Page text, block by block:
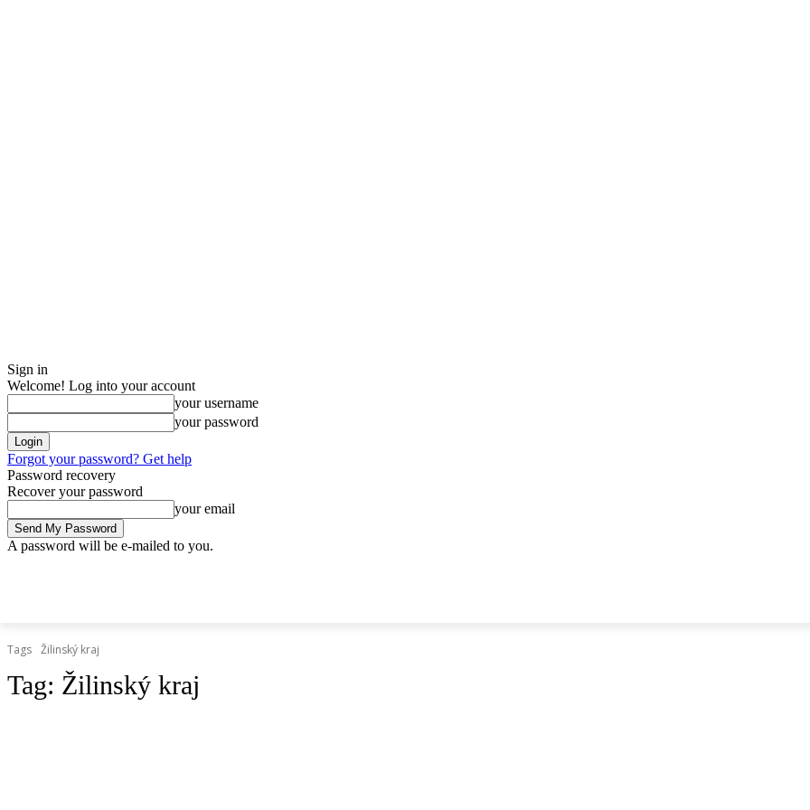
Sign in
Welcome! Log into your account
your username
your password
Forgot your password? Get help
Password recovery
Recover your password
your email
A password will be e-mailed to you.
Tags Žilinský kraj
Tag: Žilinský kraj